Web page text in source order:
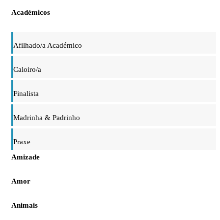
Académicos
Afilhado/a Académico
Caloiro/a
Finalista
Madrinha & Padrinho
Praxe
Amizade
Amor
Animais